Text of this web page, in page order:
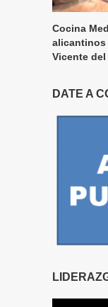
Cocina
alicantinos
Vicente del
DATE A